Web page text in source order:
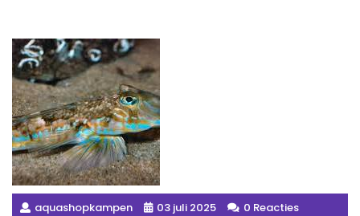
aquashopkampen 03 juli 2025 0 Reacties